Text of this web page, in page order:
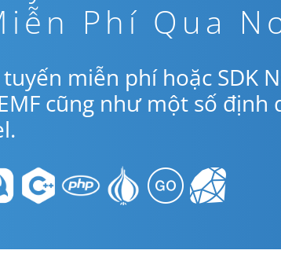
Phí Qua
miễn phí hoặc SDK
cũng như một số định